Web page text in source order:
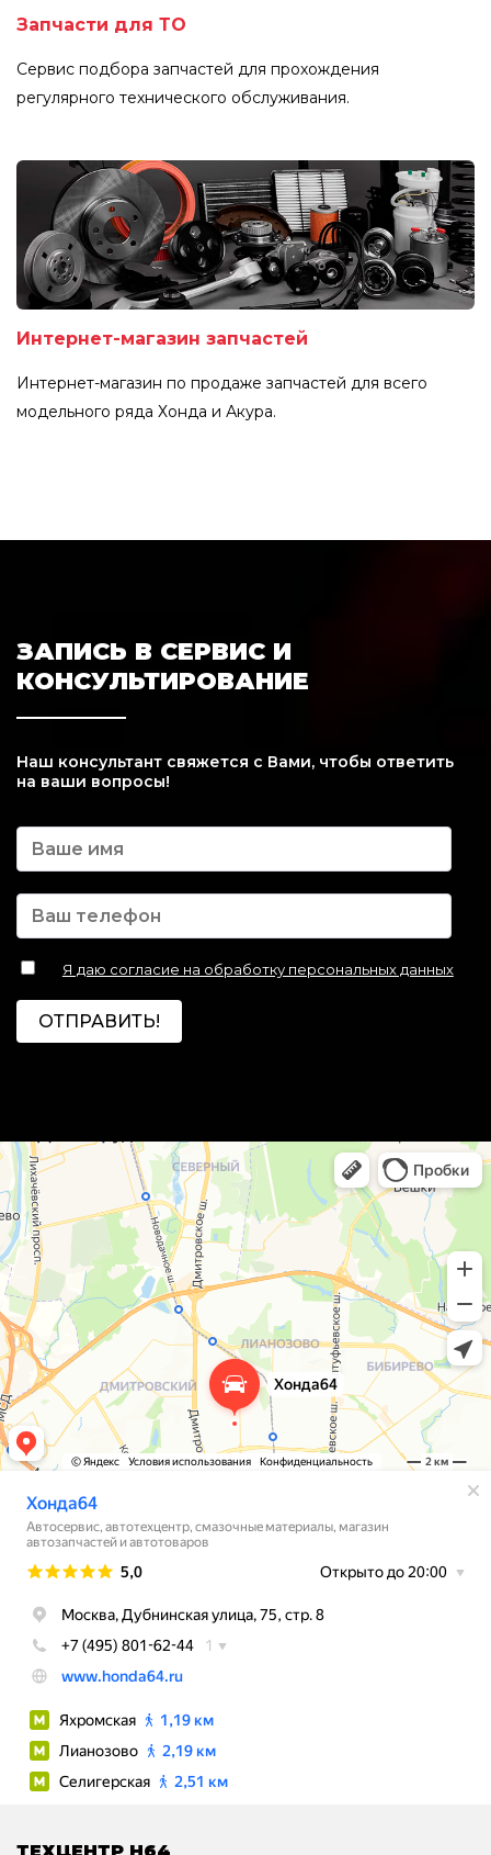
Запчасти для ТО
Сервис подбора запчастей для прохождения
регулярного технического обслуживания.
Интернет-магазин запчастей
Интернет-магазин по продаже запчастей для всего
модельного ряда Хонда и Акура.
ЗАПИСЬ В СЕРВИС И
КОНСУЛЬТИРОВАНИЕ
Наш консультант свяжется с Вами, чтобы ответить
на ваши вопросы!
Я даю согласие на обработку персональных данных
ТЕХЦЕНТР H64